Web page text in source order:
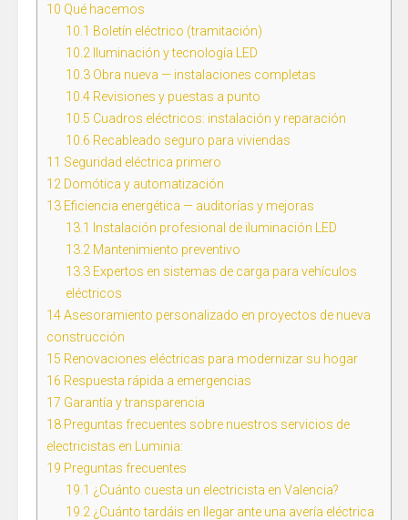
10 Qué hacemos
10.1 Boletín eléctrico (tramitación)
10.2 Iluminación y tecnología LED
10.3 Obra nueva — instalaciones completas
10.4 Revisiones y puestas a punto
10.5 Cuadros eléctricos: instalación y reparación
10.6 Recableado seguro para viviendas
11 Seguridad eléctrica primero
12 Domótica y automatización
13 Eficiencia energética — auditorías y mejoras
13.1
Instalación profesional de iluminación LED
13.2 Mantenimiento preventivo
13.3 Expertos en sistemas de carga para vehículos
eléctricos
14Asesoramiento personalizado en proyectos de nueva
construcción
15 Renovaciones eléctricas para modernizar su hogar
16 Respuesta rápida a emergencias
17 Garantía y transparencia
18 Preguntas frecuentes sobre nuestros servicios de
electricistas en Luminia:
19 Preguntas frecuentes
19.1 ¿Cuánto cuesta un electricista en Valencia?
19.2 ¿Cuánto tardáis en llegar ante una avería eléctrica